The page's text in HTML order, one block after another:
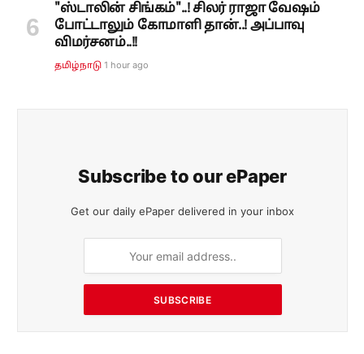
"ஸ்டாலின் சிங்கம்"..! சிலர் ராஜா வேஷம்
போட்டாலும் கோமாளி தான்..! அப்பாவு
விமர்சனம்..!!
தமிழ்நாடு 1 hour ago
Subscribe to our ePaper
Get our daily ePaper delivered in your inbox
SUBSCRIBE